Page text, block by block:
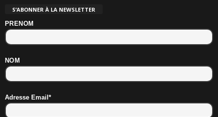
S’ABONNER À LA NEWSLETTER
PRENOM
NOM
Adresse Email*